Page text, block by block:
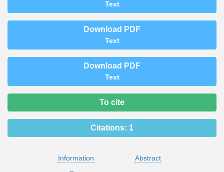
Text
Download PDF
Text
Download PDF
Text
To cite
Citations: 1
Information
Abstract